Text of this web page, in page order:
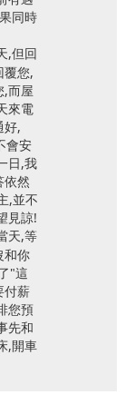
同時
,但回
覆您,
,而屋
來電
好,
會安
日,我
依然
,並不
見諒!
天,等
和你
"這
付薪
您預
先和
,開車